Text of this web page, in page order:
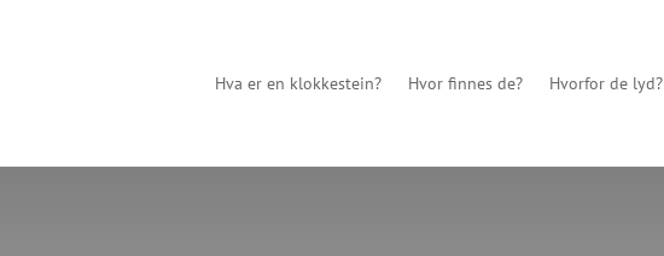
Hva er en klokkestein? Hvor finnes de? Hvorfor de lyd?